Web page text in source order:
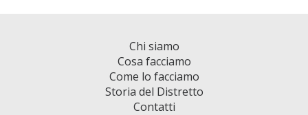
Chi siamo
Cosa facciamo
Come lo facciamo
Storia del Distretto
Contatti